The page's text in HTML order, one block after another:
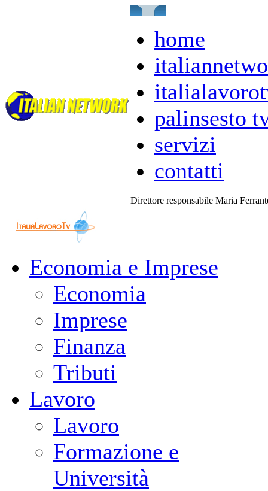
home
palinsesto
servizi
contatti
Direttore responsabile Maria
Economia e Imprese
Economia
Imprese
Finanza
Tributi
Lavoro
Lavoro
Formazione e
Università